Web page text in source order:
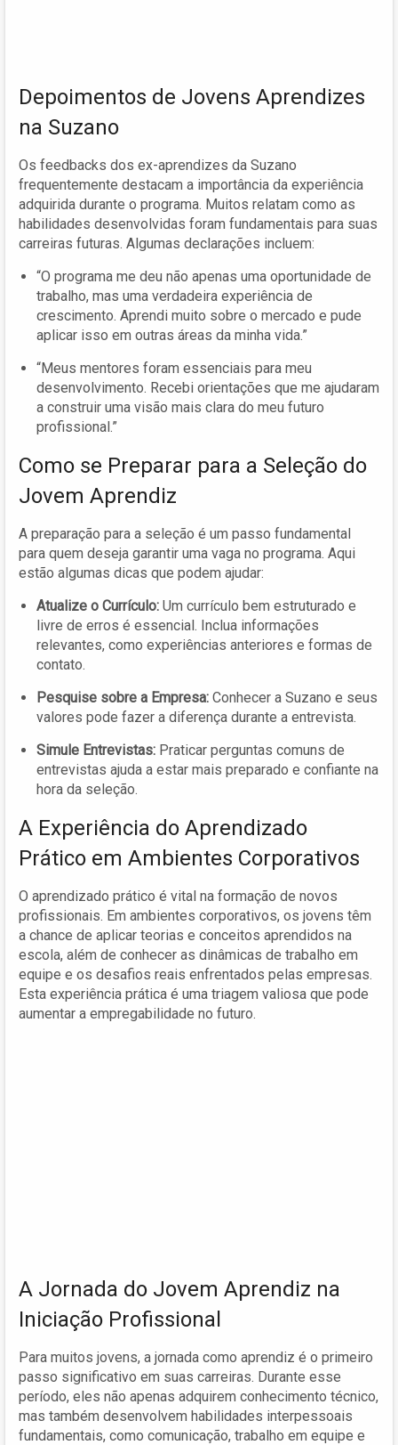
Depoimentos de Jovens Aprendizes
na Suzano
Os feedbacks dos ex-aprendizes da Suzano
frequentemente destacam a importância da experiência
adquirida durante o programa. Muitos relatam como as
habilidades desenvolvidas foram fundamentais para suas
carreiras futuras. Algumas declarações incluem:
“O programa me deu não apenas uma oportunidade de
trabalho, mas uma verdadeira experiência de
crescimento. Aprendi muito sobre o mercado e pude
aplicar isso em outras áreas da minha vida.”
“Meus mentores foram essenciais para meu
desenvolvimento. Recebi orientações que me ajudaram
a construir uma visão mais clara do meu futuro
profissional.”
Como se Preparar para a Seleção do
Jovem Aprendiz
A preparação para a seleção é um passo fundamental
para quem deseja garantir uma vaga no programa. Aqui
estão algumas dicas que podem ajudar:
Atualize o Currículo: Um currículo bem estruturado e
livre de erros é essencial. Inclua informações
relevantes, como experiências anteriores e formas de
contato.
Pesquise sobre a Empresa: Conhecer a Suzano e seus
valores pode fazer a diferença durante a entrevista.
Simule Entrevistas: Praticar perguntas comuns de
entrevistas ajuda a estar mais preparado e confiante na
hora da seleção.
A Experiência do Aprendizado
Prático em Ambientes Corporativos
O aprendizado prático é vital na formação de novos
profissionais. Em ambientes corporativos, os jovens têm
a chance de aplicar teorias e conceitos aprendidos na
escola, além de conhecer as dinâmicas de trabalho em
equipe e os desafios reais enfrentados pelas empresas.
Esta experiência prática é uma triagem valiosa que pode
aumentar a empregabilidade no futuro.
A Jornada do Jovem Aprendiz na
Iniciação Profissional
Para muitos jovens, a jornada como aprendiz é o primeiro
passo significativo em suas carreiras. Durante esse
período, eles não apenas adquirem conhecimento técnico,
mas também desenvolvem habilidades interpessoais
fundamentais, como comunicação, trabalho em equipe e